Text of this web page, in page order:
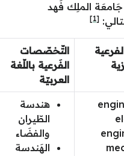
الملِك فَهد
[1]
التّخصّصات
الفَرعية باللّغة
العربيّة
هندسة
الطّيران
والفضَاء
الهَندسة